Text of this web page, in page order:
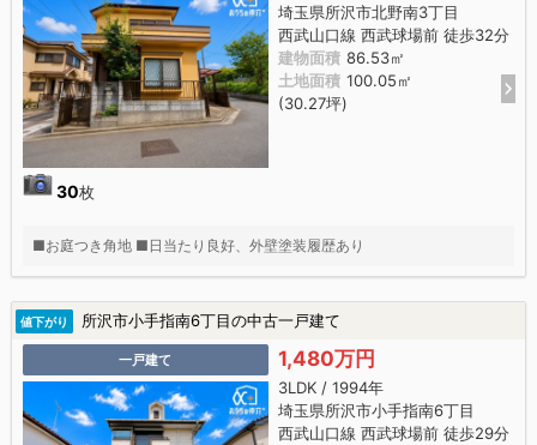
30枚
埼玉県所沢市北野南3丁目
西武山口線 西武球場前 徒歩32分
建物面積 86.53㎡
土地面積 100.05㎡
(30.27坪)
■お庭つき角地 ■日当たり良好、外壁塗装履歴あり
値下がり 所沢市小手指南6丁目の中古一戸建て
一戸建て 1,480万円
3LDK / 1994年
埼玉県所沢市小手指南6丁目
西武山口線 西武球場前 徒歩29分